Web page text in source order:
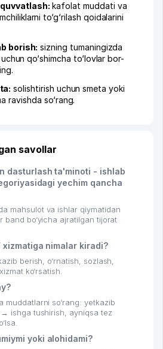
kafolat muddati va
to‘g‘rilash qoidalarini
borish: sizning tumaningizda
qo‘shimcha to‘lovlar bor-
solishtirish uchun smeta yoki
ravishda so‘rang.
savollar
dasturlash ta'minoti - ishlab
yechim qancha
mahsulot va ishlar qiymatidan
band bo‘yicha ajratilgan tijorat
xizmatiga nimalar kiradi?
berish, o‘rnatish, sozlash,
ko‘rsatish.
muddatlarni so‘rang: yetkazib
ishga tushirish, ayniqsa tez
yoki alohidami?